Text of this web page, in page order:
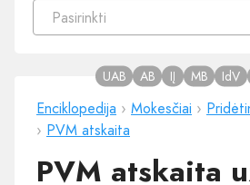
Pasirinkti
Enciklopedija › Mokesčiai ›
› PVM atskaita
PVM atskaita
UAB AB IĮ MB IdV